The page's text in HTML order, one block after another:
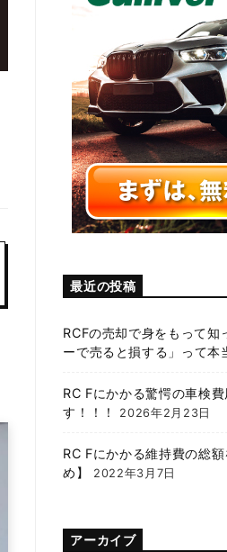
最近の投稿
RCFの売却で身をもって
ーで売ると損する」って本
RC Fにかかる驚愕の車検費
す！！！
2026年2月23日
RC Fにかかる維持費の総
め】
2022年3月7日
アーカイブ